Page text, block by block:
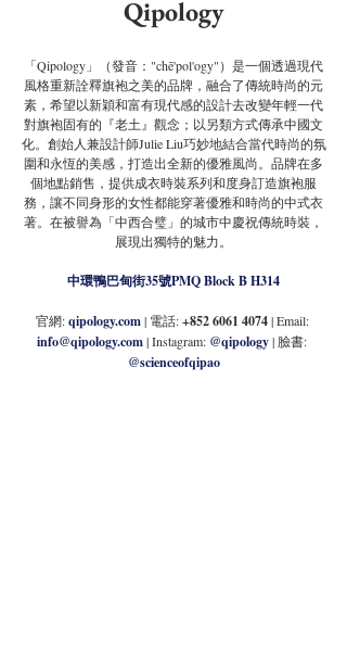
Qipology
「Qipology」（發音："chē'pol'ogy"）是一個透過現代
風格重新詮釋旗袍之美的品牌，融合了傳統時尚的元
素，希望以新穎和富有現代感的設計去改變年輕一代
對旗袍固有的『老土』觀念；以另類方式傳承中國文
化。創始人兼設計師Julie Liu巧妙地結合當代時尚的氛
圍和永恆的美感，打造出全新的優雅風尚。品牌在多
個地點銷售，提供成衣時裝系列和度身訂造旗袍服
務，讓不同身形的女性都能穿著優雅和時尚的中式衣
著。在被譽為「中西合璧」的城市中慶祝傳統時裝，
展現出獨特的魅力。
中環鴨巴甸街35號PMQ Block B H314
官網: qipology.com | 電話: +852 6061 4074 | Email:
info@qipology.com | Instagram: @qipology| 臉書:
@scienceofqipao